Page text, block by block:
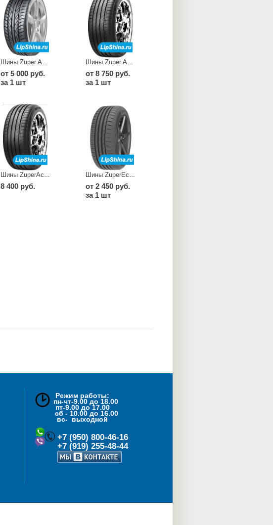
Шины Zuper Ace SA-57
от 5 000 руб.
за 1 шт
Шины Zuper Ace Z 007
от 8 750 руб.
за 1 шт
Шины ZuperAce Z-007
8 400 руб.
Шины ZuperEco Z 107
от 2 450 руб.
за 1 шт
Режим работы:
пн-чт-9.00 до 18.00
пт-9.00 до 17.00
сб - 10.00 до 16.00
вс- выходной
+7 (950) 800-46-16
+7 (919) 255-48-44